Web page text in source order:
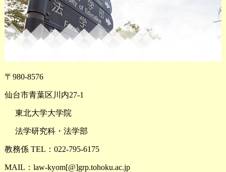
〒980-8576
仙台市青葉区川内27-1
東北大学大学院
法学研究科・法学部
教務係 TEL：022-795-6175
MAIL：law-kyom[@]grp.tohoku.ac.jp